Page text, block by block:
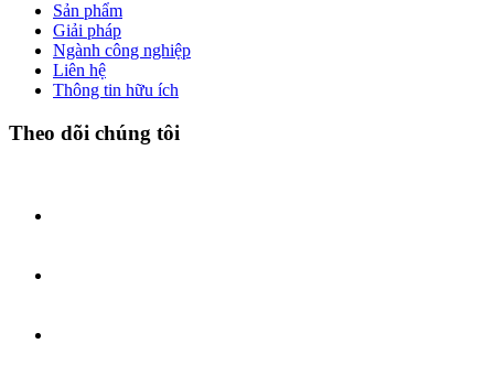
Sản phẩm
Giải pháp
Ngành công nghiệp
Liên hệ
Thông tin hữu ích
Theo dõi chúng tôi